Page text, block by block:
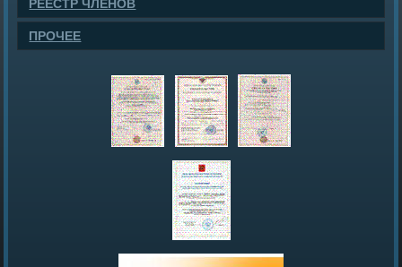
РЕЕСТР ЧЛЕНОВ
ПРОЧЕЕ